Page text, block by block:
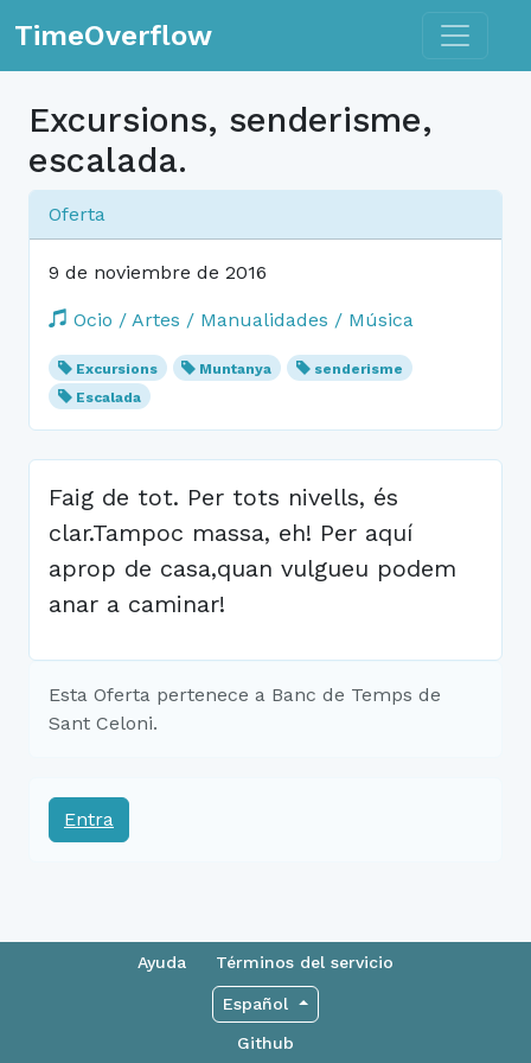
TimeOverflow Toggle
Excursions, senderisme,
escalada.
Oferta
9 de noviembre de 2016
Ocio / Artes / Manualidades / Música
Excursions Muntanya
senderisme
Escalada
Faig de tot. Per tots nivells, és
clar.Tampoc massa, eh! Per aquí
aprop de casa,quan vulgueu podem
anar a caminar!
Esta Oferta pertenece a Banc de Temps de
Sant Celoni.
Entra
Ayuda Términos del servicio
Español
Github